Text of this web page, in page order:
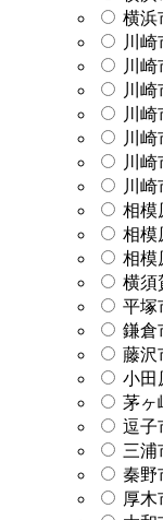
横浜
川崎
川崎
川崎
川崎
川崎
川崎
川崎
相模
相模
相模
横須
平塚
鎌倉
藤沢
小田
茅ヶ
逗子
三浦
秦野
厚木